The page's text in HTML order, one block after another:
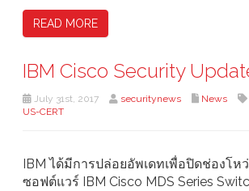
READ MORE
IBM Cisco Security
July 31st, 2017 securitynews News
US-CERT
IBM ได้มีการปล่อยอัพเดทเพื่อปิดช่องโห
ซอฟต์แวร์ IBM Cisco MDS Series